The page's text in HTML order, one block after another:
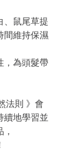
鼠尾草提
間維持保濕
為頭髮帶
法則 》會
續地學習並